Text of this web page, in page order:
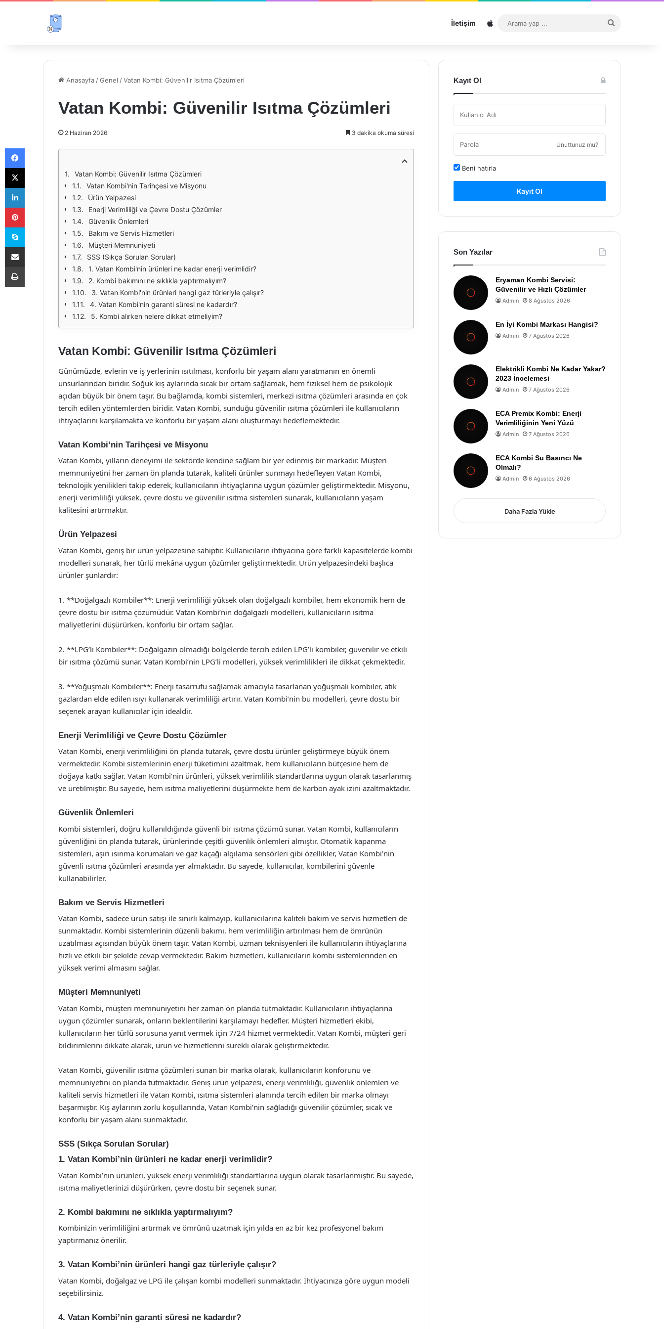
İletişim Sitemap
...
Anasayfa /Genel /Vatan Kombi: Güvenilir Isıtma Çözümleri
Vatan Kombi: Güvenilir Isıtma Çözümleri
2 Haziran 2026 3 dakika okuma süresi
Vatan Kombi: Güvenilir Isıtma Çözümleri
Vatan Kombi'nin Tarihçesi ve Misyonu
Ürün Yelpazesi
Enerji Verimliliği ve Çevre Dostu Çözümler
Güvenlik Önlemleri
Bakım ve Servis Hizmetleri
Müşteri Memnuniyeti
SSS (Sıkça Sorulan Sorular)
1. Vatan Kombi'nin ürünleri ne kadar enerji verimlidir?
2. Kombi bakımını ne sıklıkla yaptırmalıyım?
3. Vatan Kombi'nin ürünleri hangi gaz türleriyle çalışır?
4. Vatan Kombi'nin garanti süresi ne kadardır?
5. Kombi alırken nelere dikkat etmeliyim?
Vatan Kombi: Güvenilir Isıtma Çözümleri
Günümüzde, evlerin ve iş yerlerinin ısıtılması, konforlu bir yaşam alanı yaratmanın en önemli
unsurlarından biridir. Soğuk kış aylarında sıcak bir ortam sağlamak, hem fiziksel hem de psikolojik
açıdan büyük bir önem taşır. Bu bağlamda, kombi sistemleri, merkezi ısıtma çözümleri arasında en çok
tercih edilen yöntemlerden biridir. Vatan Kombi, sunduğu güvenilir ısıtma çözümleri ile kullanıcıların
ihtiyaçlarını karşılamakta ve konforlu bir yaşam alanı oluşturmayı hedeflemektedir.
Vatan Kombi’nin Tarihçesi ve Misyonu
Vatan Kombi, yılların deneyimi ile sektörde kendine sağlam bir yer edinmiş bir markadır. Müşteri
memnuniyetini her zaman ön planda tutarak, kaliteli ürünler sunmayı hedefleyen Vatan Kombi,
teknolojik yenilikleri takip ederek, kullanıcıların ihtiyaçlarına uygun çözümler geliştirmektedir. Misyonu,
enerji verimliliği yüksek, çevre dostu ve güvenilir ısıtma sistemleri sunarak, kullanıcıların yaşam
kalitesini artırmaktır.
Ürün Yelpazesi
Vatan Kombi, geniş bir ürün yelpazesine sahiptir. Kullanıcıların ihtiyacına göre farklı kapasitelerde kombi
modelleri sunarak, her türlü mekâna uygun çözümler geliştirmektedir. Ürün yelpazesindeki başlıca
ürünler şunlardır:
1. **Doğalgazlı Kombiler**: Enerji verimliliği yüksek olan doğalgazlı kombiler, hem ekonomik hem de
çevre dostu bir ısıtma çözümüdür. Vatan Kombi’nin doğalgazlı modelleri, kullanıcıların ısıtma
maliyetlerini düşürürken, konforlu bir ortam sağlar.
2. **LPG’li Kombiler**: Doğalgazın olmadığı bölgelerde tercih edilen LPG’li kombiler, güvenilir ve etkili
bir ısıtma çözümü sunar. Vatan Kombi’nin LPG’li modelleri, yüksek verimlilikleri ile dikkat çekmektedir.
3. **Yoğuşmalı Kombiler**: Enerji tasarrufu sağlamak amacıyla tasarlanan yoğuşmalı kombiler, atık
gazlardan elde edilen ısıyı kullanarak verimliliği artırır. Vatan Kombi’nin bu modelleri, çevre dostu bir
seçenek arayan kullanıcılar için idealdir.
Enerji Verimliliği ve Çevre Dostu Çözümler
Vatan Kombi, enerji verimliliğini ön planda tutarak, çevre dostu ürünler geliştirmeye büyük önem
vermektedir. Kombi sistemlerinin enerji tüketimini azaltmak, hem kullanıcıların bütçesine hem de
doğaya katkı sağlar. Vatan Kombi’nin ürünleri, yüksek verimlilik standartlarına uygun olarak tasarlanmış
ve üretilmiştir. Bu sayede, hem ısıtma maliyetlerini düşürmekte hem de karbon ayak izini azaltmaktadır.
Güvenlik Önlemleri
Kombi sistemleri, doğru kullanıldığında güvenli bir ısıtma çözümü sunar. Vatan Kombi, kullanıcıların
güvenliğini ön planda tutarak, ürünlerinde çeşitli güvenlik önlemleri almıştır. Otomatik kapanma
sistemleri, aşırı ısınma korumaları ve gaz kaçağı algılama sensörleri gibi özellikler, Vatan Kombi’nin
güvenli ısıtma çözümleri arasında yer almaktadır. Bu sayede, kullanıcılar, kombilerini güvenle
kullanabilirler.
Bakım ve Servis Hizmetleri
Vatan Kombi, sadece ürün satışı ile sınırlı kalmayıp, kullanıcılarına kaliteli bakım ve servis hizmetleri de
sunmaktadır. Kombi sistemlerinin düzenli bakımı, hem verimliliğin artırılması hem de ömrünün
uzatılması açısından büyük önem taşır. Vatan Kombi, uzman teknisyenleri ile kullanıcıların ihtiyaçlarına
hızlı ve etkili bir şekilde cevap vermektedir. Bakım hizmetleri, kullanıcıların kombi sistemlerinden en
yüksek verimi almasını sağlar.
Müşteri Memnuniyeti
Vatan Kombi, müşteri memnuniyetini her zaman ön planda tutmaktadır. Kullanıcıların ihtiyaçlarına
uygun çözümler sunarak, onların beklentilerini karşılamayı hedefler. Müşteri hizmetleri ekibi,
kullanıcıların her türlü sorusuna yanıt vermek için 7/24 hizmet vermektedir. Vatan Kombi, müşteri geri
bildirimlerini dikkate alarak, ürün ve hizmetlerini sürekli olarak geliştirmektedir.
Vatan Kombi, güvenilir ısıtma çözümleri sunan bir marka olarak, kullanıcıların konforunu ve
memnuniyetini ön planda tutmaktadır. Geniş ürün yelpazesi, enerji verimliliği, güvenlik önlemleri ve
kaliteli servis hizmetleri ile Vatan Kombi, ısıtma sistemleri alanında tercih edilen bir marka olmayı
başarmıştır. Kış aylarının zorlu koşullarında, Vatan Kombi’nin sağladığı güvenilir çözümler, sıcak ve
konforlu bir yaşam alanı sunmaktadır.
SSS (Sıkça Sorulan Sorular)
1. Vatan Kombi’nin ürünleri ne kadar enerji verimlidir?
Vatan Kombi’nin ürünleri, yüksek enerji verimliliği standartlarına uygun olarak tasarlanmıştır. Bu sayede,
ısıtma maliyetlerinizi düşürürken, çevre dostu bir seçenek sunar.
2. Kombi bakımını ne sıklıkla yaptırmalıyım?
Kombinizin verimliliğini artırmak ve ömrünü uzatmak için yılda en az bir kez profesyonel bakım
yaptırmanız önerilir.
3. Vatan Kombi’nin ürünleri hangi gaz türleriyle çalışır?
Vatan Kombi, doğalgaz ve LPG ile çalışan kombi modelleri sunmaktadır. İhtiyacınıza göre uygun modeli
seçebilirsiniz.
4. Vatan Kombi’nin garanti süresi ne kadardır?
Kayıt Ol
Unuttunuz mu?
Beni hatırla
Kayıt Ol
Son Yazılar
Eryaman Kombi Servisi:
Güvenilir ve Hızlı Çözümler
Admin 8 Ağustos 2026
En İyi Kombi Markası Hangisi?
Admin 7 Ağustos 2026
Elektrikli Kombi Ne Kadar Yakar?
2023 İncelemesi
Admin 7 Ağustos 2026
ECA Premix Kombi: Enerji
Verimliliğinin Yeni Yüzü
Admin 7 Ağustos 2026
ECA Kombi Su Basıncı Ne
Olmalı?
Admin 6 Ağustos 2026
Daha Fazla Yükle
Facebook
X
LinkedIn
Pinterest
Skype
E-Posta ile paylaş